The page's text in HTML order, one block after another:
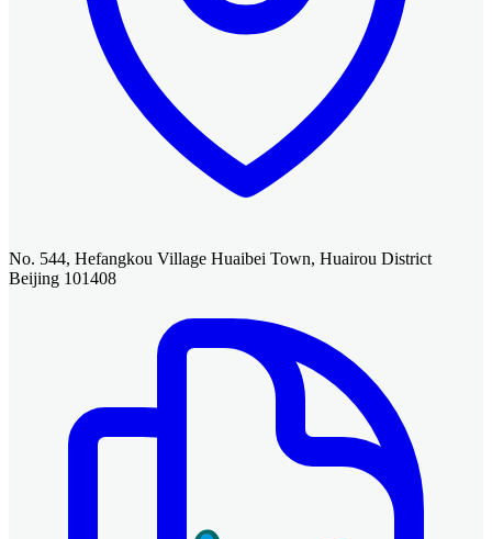
No. 544, Hefangkou Village Huaibei Town, Huairou District
Beijing 101408